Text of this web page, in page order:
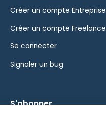
Créer un compte Entreprise
Créer un compte Freelance
Se connecter
Signaler un bug
S'abonner